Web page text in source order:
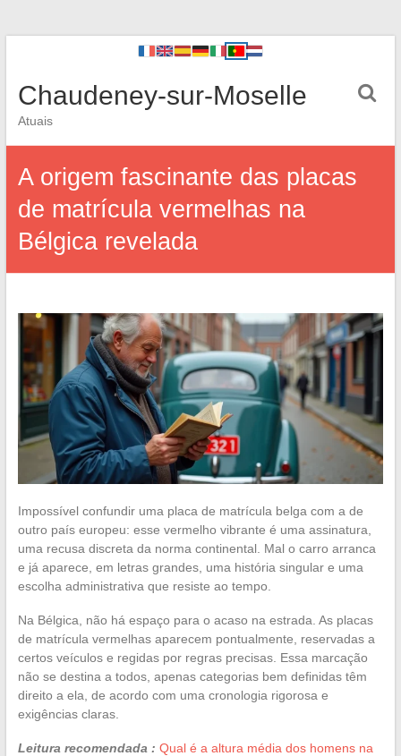
Chaudeney-sur-Moselle
Atuais
A origem fascinante das placas
de matrícula vermelhas na
Bélgica revelada
Impossível confundir uma placa de matrícula belga com a de
outro país europeu: esse vermelho vibrante é uma assinatura,
uma recusa discreta da norma continental. Mal o carro arranca
e já aparece, em letras grandes, uma história singular e uma
escolha administrativa que resiste ao tempo.
Na Bélgica, não há espaço para o acaso na estrada. As placas
de matrícula vermelhas aparecem pontualmente, reservadas a
certos veículos e regidas por regras precisas. Essa marcação
não se destina a todos, apenas categorias bem definidas têm
direito a ela, de acordo com uma cronologia rigorosa e
exigências claras.
Leitura recomendada : Qual é a altura média dos homens na